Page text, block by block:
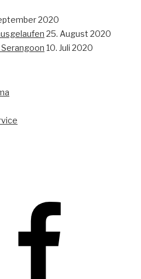
2020
25. August 2020
10. Juli 2020